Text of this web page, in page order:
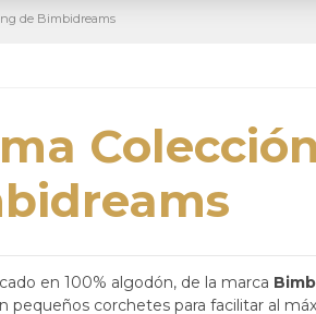
de Bimbidreams
en 100% algodón, de la marca
pequeños corchetes para facilitar al